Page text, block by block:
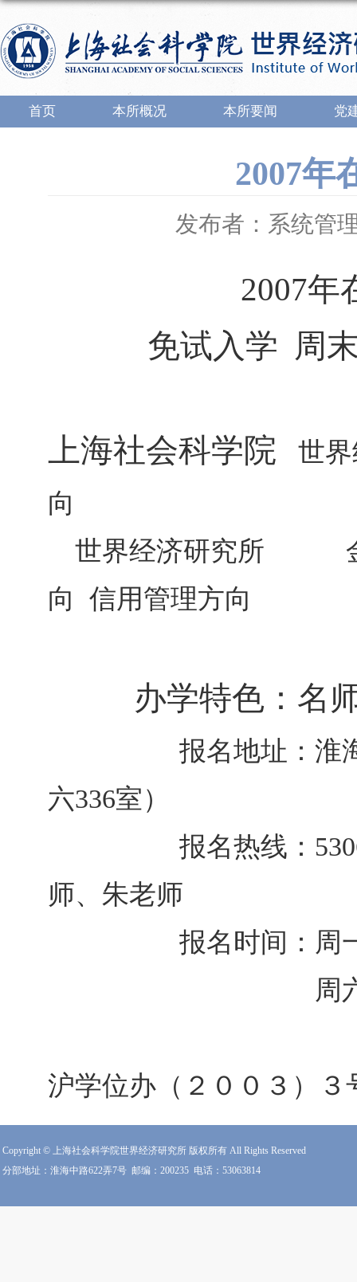
首页 本所概况 本所要闻 党
2007年
发布者：系统管
2007年
免试入学 周
上海社会科学院
世
向
世界经济研究所 金
向
信用管理方向
办学特色：名
报名地址：淮海
六336室）
报名热线：
师、 朱老师
报名时间：周一至
周六：上午９
沪学位办（２００３）３
Copyright © 上海社会科学院世界经济研究所 版权所有 All Rights Reserved
分部地址：淮海中路622弄7号 邮编：200235 电话：53063814